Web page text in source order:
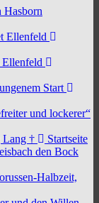
Hasborn
Ellenfeld
Ellenfeld
Start
und lockerer“
Lang †
Startseite
den Bock
Halbzeit,